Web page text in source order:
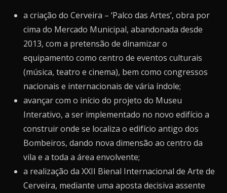
a criação do Cerveira – ‘Palco das Artes’, obra por
cima do Mercado Municipal, abandonada desde
2013, com a pretensão de dinamizar o
equipamento como centro de eventos culturais
(música, teatro e cinema), bem como congressos
nacionais e internacionais de vária índole;
avançar com o início do projeto do Museu
Interativo, a ser implementado no novo edifício a
construir onde se localiza o edifício antigo dos
Bombeiros, dando nova dimensão ao centro da
vila e a toda a área envolvente;
a realização da XXII Bienal Internacional de Arte de
Cerveira, mediante uma aposta decisiva assente